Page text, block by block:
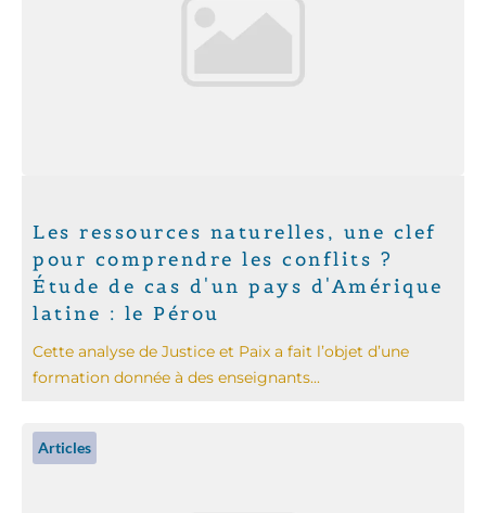
Les ressources naturelles, une clef
pour comprendre les conflits ?
Étude de cas d'un pays d'Amérique
latine : le Pérou
Cette analyse de Justice et Paix a fait l’objet d’une
formation donnée à des enseignants...
Articles